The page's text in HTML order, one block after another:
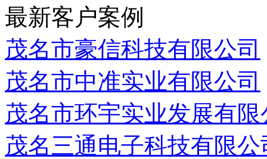
最新客户案例
茂名市豪信科技有限公司
茂名市中准实业有限公司
茂名市环宇实业发展有限
茂名三通电子科技有限公